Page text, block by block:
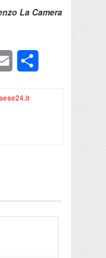
La Camera
Email